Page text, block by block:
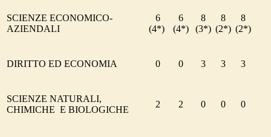
SCIENZE ECONOMICO-
AZIENDALI
6
(4*)
6
(4*)
8
(3*)
8
(2*)
8
(2*)
DIRITTO ED ECONOMIA 0 0 3 3 3
SCIENZE NATURALI,
CHIMICHE E BIOLOGICHE
2 2 0 0 0